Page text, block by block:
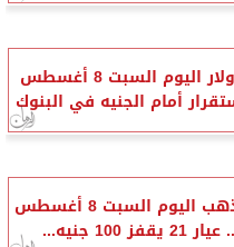
سعر الدولار اليوم السبت 8 أغسطس
أسعار الذهب اليوم السبت 8 أغسطس